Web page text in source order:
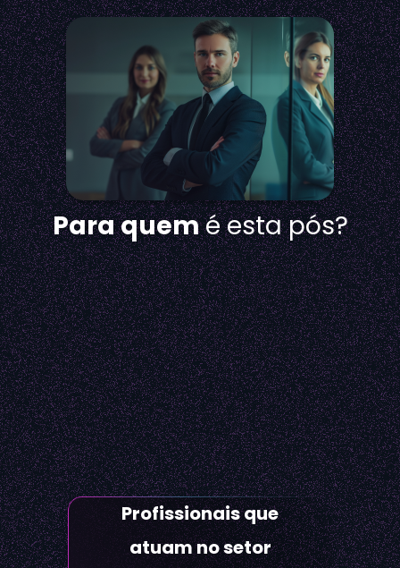
Para quemé esta pós?
Profissionais que
atuam no setor